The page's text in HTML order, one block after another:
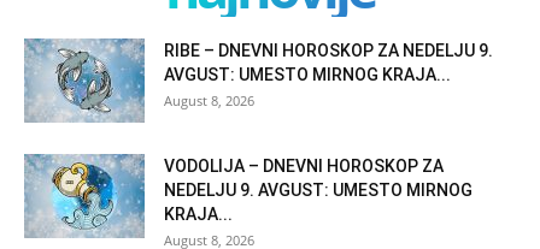
RIBE – DNEVNI HOROSKOP ZA NEDELJU 9.
AVGUST: UMESTO MIRNOG KRAJA...
August 8, 2026
VODOLIJA – DNEVNI HOROSKOP ZA
NEDELJU 9. AVGUST: UMESTO MIRNOG
KRAJA...
August 8, 2026